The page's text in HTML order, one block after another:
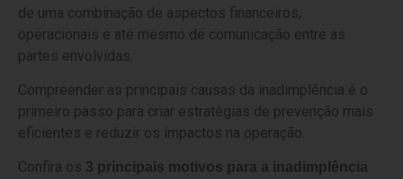
de uma combinação de aspectos financeiros,
operacionais e até mesmo de comunicação entre as
partes envolvidas.
Compreender as principais causas da inadimplência é o
primeiro passo para criar estratégias de prevenção mais
eficientes e reduzir os impactos na operação.
Confira os 3 principais motivos para a inadimplência